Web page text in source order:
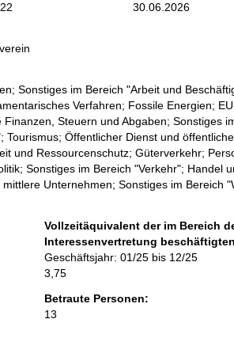
30.06.2026
Sonstiges im Bereich "Arbeit und
Verfahren; Fossile Energien;
Steuern und Abgaben; Sonstiges
Öffentlicher Dienst und
und Ressourcenschutz; Güterverkehr;
Sonstiges im Bereich "Verkehr"; Handel
Unternehmen; Sonstiges im Bereich
Vollzeitäquivalent der im Bereich
Interessenvertretung
Geschäftsjahr: 01/25 bis 12/25
3,75
Betraute Personen:
13